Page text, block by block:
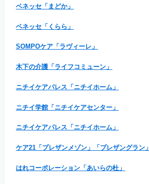
ベネッセ「まどか」
ベネッセ「くらら」
SOMPOケア「ラヴィーレ」
木下の介護「ライフコミューン」
ニチイケアパレス「ニチイホーム」
ニチイ学館「ニチイケアセンター」
ニチイケアパレス「ニチイホーム」
ケア21「プレザンメゾン」「プレザングラン」
はれコーポレーション「あいらの杜」